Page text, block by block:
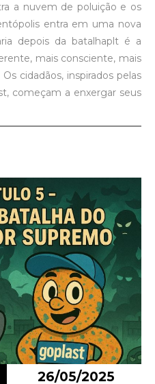
a nuvem de poluição e os
entra em uma nova
depois da batalhaplt é a
mais consciente, mais
cidadãos, inspirados pelas
começam a enxergar seus
26/05/2025